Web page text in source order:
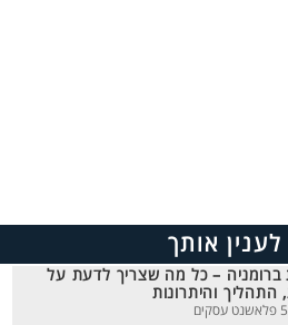
אותך
ברומניה – כל מה שצריך לדעת על
התהליך והיתרונות